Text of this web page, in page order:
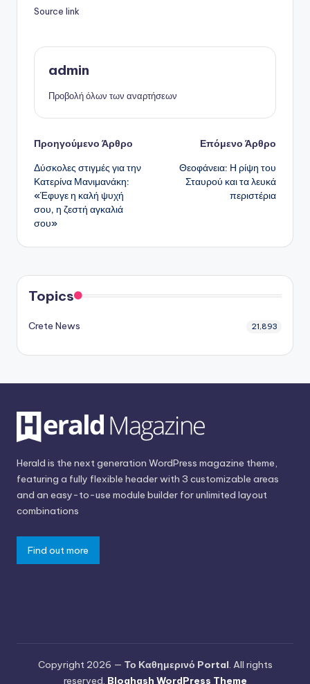
Source link
admin
Προβολή όλων των αναρτήσεων
Πλοήγηση
δημοσιεύσεων
Προηγούμενο Άρθρο
Δύσκολες στιγμές για την
Κατερίνα Μανιμανάκη:
«Έφυγε η καλή ψυχή
σου, η ζεστή αγκαλιά
σου»
Επόμενο Άρθρο
Θεοφάνεια: Η ρίψη του
Σταυρού και τα λευκά
περιστέρια
Topics
Crete News 21,893
Herald is the next generation WordPress magazine theme,
featuring a fully flexible header with 3 customizable areas
and an easy-to-use module builder for unlimited layout
combinations
Find out more
Copyright 2026 — Το Καθημερινό Portal. All rights
reserved. Bloghash WordPress Theme